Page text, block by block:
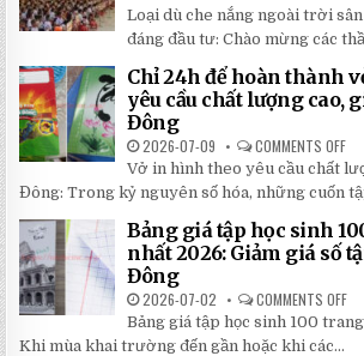
5
BÍ
5
DÙ
Loại dù che nắng ngoài trời
đáng đầu tư: Chào mừng các
Chỉ 24h để hoàn thành
yêu cầu chất lượng cao,
Đông
2026-07-09 COMMENTS OFF
CHỈ
ĐỂ
VỞ
IN
YÊU
Vở in hình theo yêu cầu chất
Đông: Trong kỷ nguyên số hóa, những cuốn
Bảng giá tập học sinh
nhất 2026: Giảm giá số
Đông
2026-07-02 COMMENTS OFF
GIÁ
Bảng giá tập học sinh 100
Khi mùa khai trường đến gần hoặc khi các...